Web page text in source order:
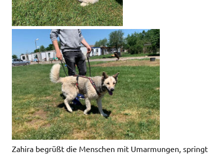
Zahira begrüßt die Menschen mit Umarmungen, springt